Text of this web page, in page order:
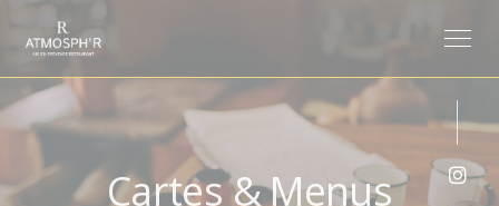
Cartes & Menus